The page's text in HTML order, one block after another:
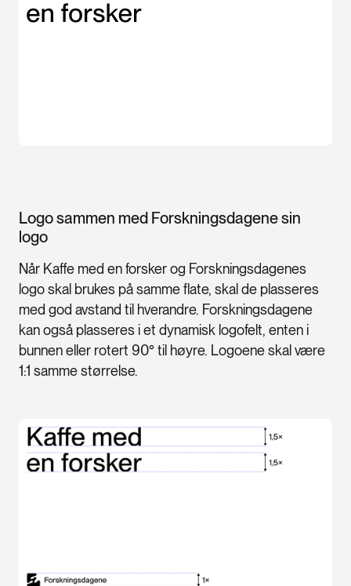
Logo sammen med Forskningsdagene sin
logo
Når Kaffe med en forsker og Forskningsdagenes
logo skal brukes på samme flate, skal de plasseres
med god avstand til hverandre. Forskningsdagene
kan også plasseres i et dynamisk logofelt, enten i
bunnen eller rotert 90° til høyre. Logoene skal være
1:1 samme størrelse.